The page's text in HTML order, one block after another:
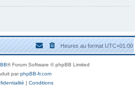
Heures au formatUTC+01:00
® Forum Software © phpBB Limited
parphpBB-fr.com
| Conditions